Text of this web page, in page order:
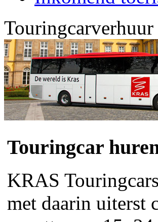
Touringcarverhuur
Touringcar
KRAS
met daarin uiterst